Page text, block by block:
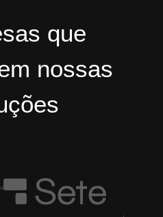
que
nossas